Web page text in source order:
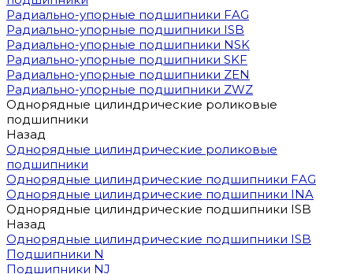
Радиально-упорные подшипники FAG
Радиально-упорные подшипники ISB
Радиально-упорные подшипники NSK
Радиально-упорные подшипники SKF
Радиально-упорные подшипники ZEN
Радиально-упорные подшипники ZWZ
Однорядные цилиндрические роликовые
подшипники
Назад
Однорядные цилиндрические роликовые
подшипники
Однорядные цилиндрические подшипники FAG
Однорядные цилиндрические подшипники INA
Однорядные цилиндрические подшипники ISB
Назад
Однорядные цилиндрические подшипники ISB
Подшипники N
Подшипники NJ